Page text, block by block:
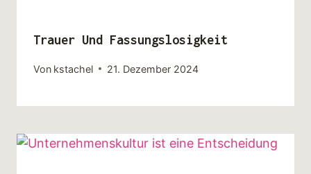
Trauer Und Fassungslosigkeit
Von kstachel 21. Dezember 2024